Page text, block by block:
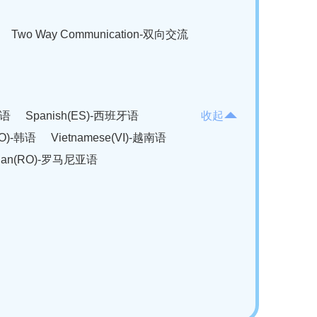
Two Way Communication-双向交流
Spanish(ES)-西班牙语
韩语
Vietnamese(VI)-越南语
罗马尼亚语
收起